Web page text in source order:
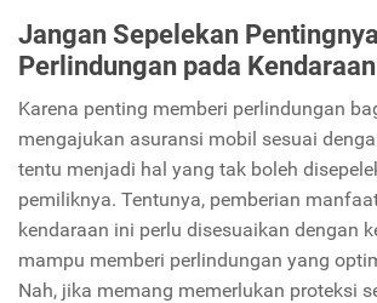
Jangan Sepelekan
Perlindungan pada Kendaraan
Karena penting memberi perlindungan
mengajukan asuransi mobil sesuai
tentu menjadi hal yang tak boleh
pemiliknya. Tentunya, pemberian
kendaraan ini perlu disesuaikan dengan
mampu memberi perlindungan yang
Nah, jika memang memerlukan proteksi